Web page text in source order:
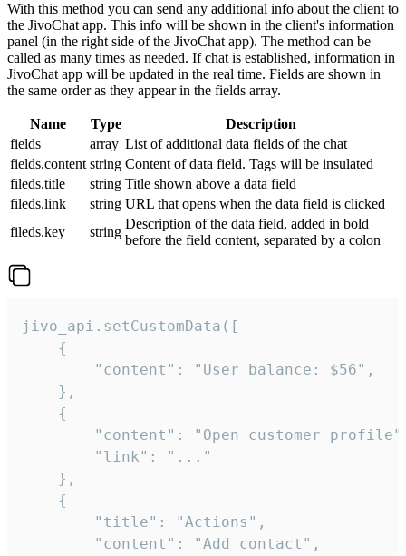
With this method you can send any additional info about the client to
the JivoChat app. This info will be shown in the client's information
panel (in the right side of the JivoChat app). The method can be
called as many times as needed. If chat is established, information in
JivoChat app will be updated in the real time. Fields are shown in
the same order as they appear in the fields array.
Name Type
Description
fields
array List of additional data fields of the chat
fields.content string Content of data field. Tags will be insulated
fileds.title
string Title shown above a data field
fileds.link
string URL that opens when the data field is clicked
fileds.key
string
Description of the data field, added in bold
before the field content, separated by a colon
jivo_api.setCustomData([
    {
        "content": "User balance: $56",
    },
    {
"content": "Open customer
        "link": "..."
    },
    {
        "title": "Actions",
        "content": "Add contact",